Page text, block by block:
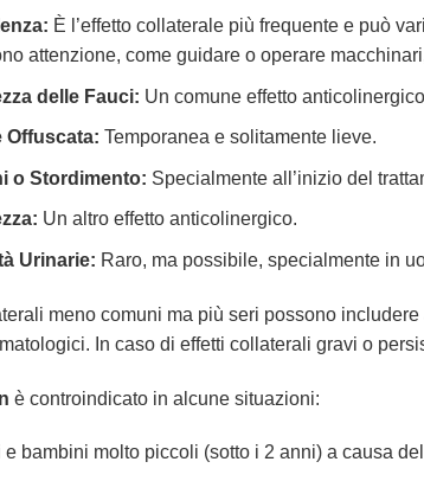
È l’effetto collaterale più frequente e può
attenzione, come guidare o operare
delle Fauci: Un comune effetto
Offuscata: Temporanea e solitamente lieve.
o Stordimento: Specialmente all’inizio del
Un altro effetto anticolinergico.
Urinarie: Raro, ma possibile, specialmente in
meno comuni ma più seri possono
In caso di effetti collaterali gravi o
è controindicato in alcune situazioni:
e bambini molto piccoli (sotto i 2 anni) a causa